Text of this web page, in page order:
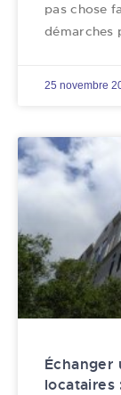
pas chose
démarches
25 novembre
Échanger